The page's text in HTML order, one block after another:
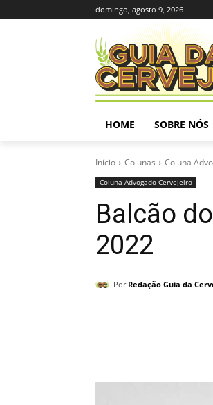
domingo, agosto 9, 2026
HOME SOBRE NÓS
Início Colunas Coluna
Coluna Advogado Cervejeiro
Balcão
2022
Por Redação Guia da